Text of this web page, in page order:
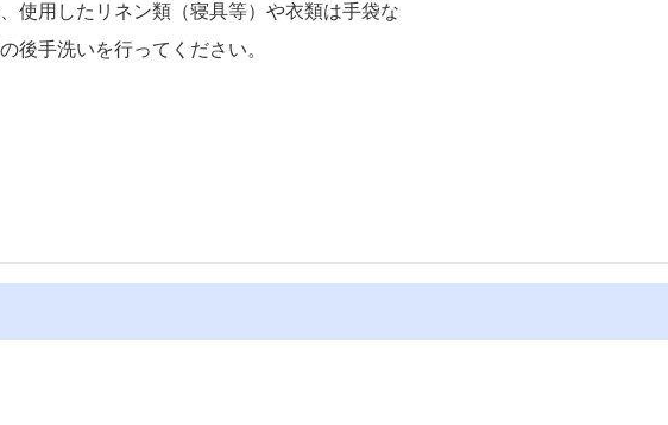
使用したリネン類（寝具等）や衣類は手袋な
後手洗いを行ってください。